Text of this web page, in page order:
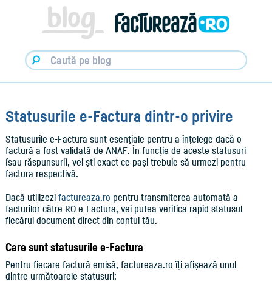
Factureaza.ro
Statusurile e-Factura dintr-o privire
Statusurile e-Factura sunt esențiale pentru a înțelege dacă o
factură a fost validată de ANAF. În funcție de aceste statusuri
(sau răspunsuri), vei ști exact ce pași trebuie să urmezi pentru
factura respectivă.
Dacă utilizezi factureaza.ro pentru transmiterea automată a
facturilor către RO e-Factura, vei putea verifica rapid statusul
fiecărui document direct din contul tău.
Care sunt statusurile e-Factura
Pentru fiecare factură emisă, factureaza.ro îți afișează unul
dintre următoarele statusuri: